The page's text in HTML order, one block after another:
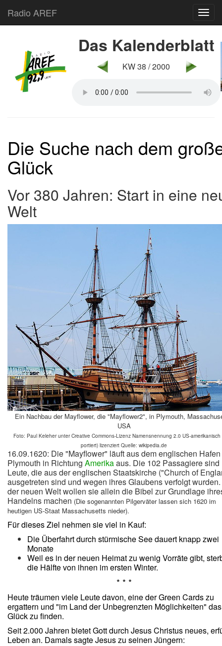
Radio AREF
Das Kalenderblatt
KW 38 / 2000
Die Suche nach dem
Glück
Vor 380 Jahren: Start in eine
Welt
Ein Nachbau der Mayflower, die "Mayflower2", in Plymouth,
USA
Foto: Paul Keleher unter Creative Commons-Lizenz Namensnennung 2.0 US-amerikanisch
portiert) lizenziert Quelle: wikipedia.de
16.09.1620: Die "Mayflower" läuft aus dem englischen Hafen
Plymouth in Richtung Amerikaaus. Die 102 Passagiere sind
Leute, die aus der englischen Staatskirche ("Church of
ausgetreten sind und wegen ihres Glaubens verfolgt
der neuen Welt wollen sie allein die Bibel zur Grundlage
Handelns machen (Die sogenannten Pilgerväter lassen sich 1620 im
heutigen US-Staat Massachusetts nieder).
Für dieses Ziel nehmen sie viel in Kauf:
Die Überfahrt durch stürmische See dauert knapp zwei
Monate
Weil es in der neuen Heimat zu wenig Vorräte gibt,
die Hälfte von ihnen im ersten Winter.
* * *
Heute träumen viele Leute davon, eine der Green Cards zu
ergattern und "im Land der Unbegrenzten Möglichkeiten" das
Glück zu finden.
Seit 2.000 Jahren bietet Gott durch Jesus Christus neues,
Leben an. Damals sagte Jesus zu seinen Jüngern: